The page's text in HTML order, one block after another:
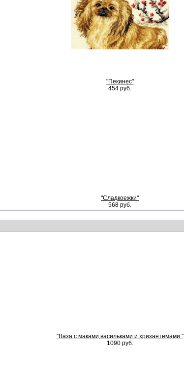
"Пекинес"
454 руб.
"Сладкоежки"
568 руб.
"Ваза с маками,васильками и хризантемами "
1090 руб.